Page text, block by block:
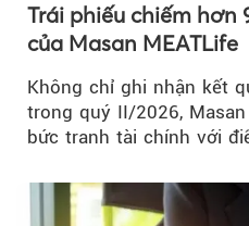
Trái phiếu chiếm
của Masan MEATLife
Không chỉ ghi nhận kết
trong quý II/2026,
bức tranh tài chính với